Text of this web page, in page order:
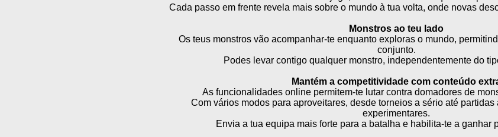
Cada passo em frente revela mais sobre o mundo à tua volta, onde novas
Monstros ao teu lado
Os teus monstros vão acompanhar-te enquanto exploras o mundo,
conjunto.
Podes levar contigo qualquer monstro, independentemente do
Mantém a competitividade com conteúdo
As funcionalidades online permitem-te lutar contra domadores de
Com vários modos para aproveitares, desde torneios a sério até
experimentares.
Envia a tua equipa mais forte para a batalha e habilita-te a ganhar